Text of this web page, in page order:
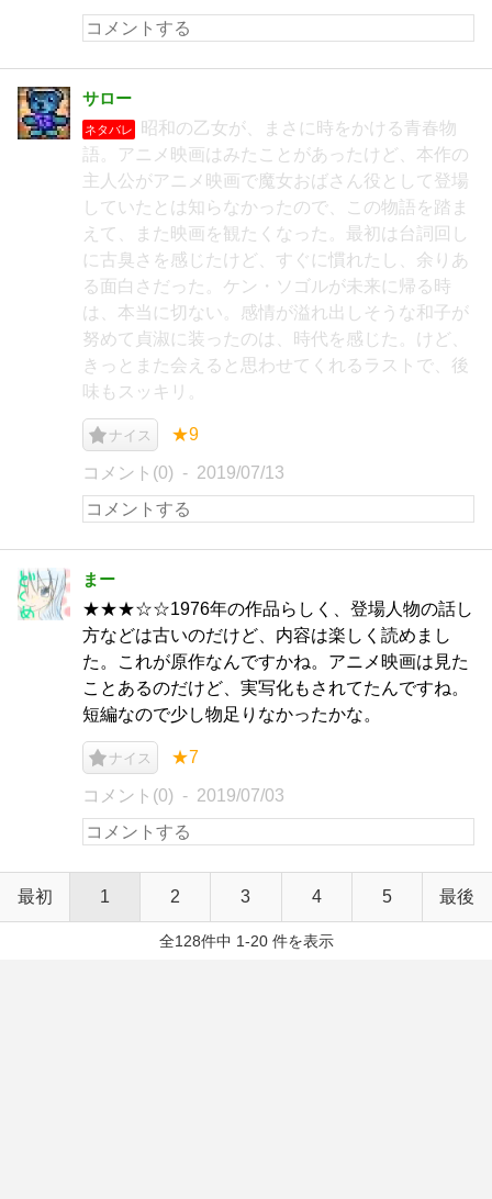
サロー
ネタバレ
昭和の乙女が、まさに時をかける青春物
語。アニメ映画はみたことがあったけど、本作の
主人公がアニメ映画で魔女おばさん役として登場
していたとは知らなかったので、この物語を踏ま
えて、また映画を観たくなった。最初は台詞回し
に古臭さを感じたけど、すぐに慣れたし、余りあ
る面白さだった。ケン・ソゴルが未来に帰る時
は、本当に切ない。感情が溢れ出しそうな和子が
努めて貞淑に装ったのは、時代を感じた。けど、
きっとまた会えると思わせてくれるラストで、後
味もスッキリ。
ナイス ★9
コメント(0) 2019/07/13
まー
★★★☆☆1976年の作品らしく、登場人物の話し
方などは古いのだけど、内容は楽しく読めまし
た。これが原作なんですかね。アニメ映画は見た
ことあるのだけど、実写化もされてたんですね。
短編なので少し物足りなかったかな。
ナイス ★7
コメント(0) 2019/07/03
最初 1 2 3 4 5 最後
全128件中 1-20 件を表示